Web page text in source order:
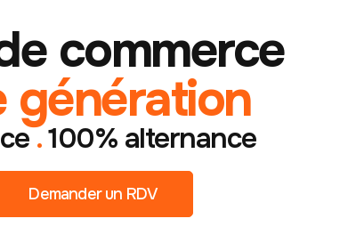
commerce
génération
.100% alternance
Demander un RDV